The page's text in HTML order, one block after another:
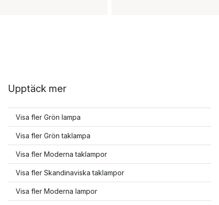
Upptäck mer
Visa fler Grön lampa
Visa fler Grön taklampa
Visa fler Moderna taklampor
Visa fler Skandinaviska taklampor
Visa fler Moderna lampor